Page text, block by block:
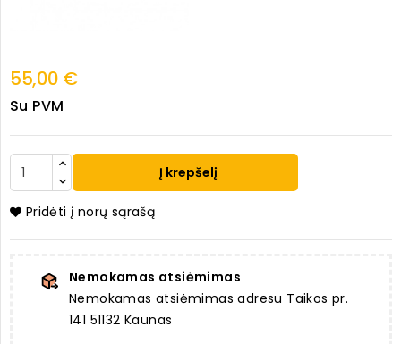
55,00 €
Su PVM
Į krepšelį
Pridėti į norų sąrašą
Nemokamas atsiėmimas
Nemokamas atsiėmimas adresu Taikos pr.
141 51132 Kaunas